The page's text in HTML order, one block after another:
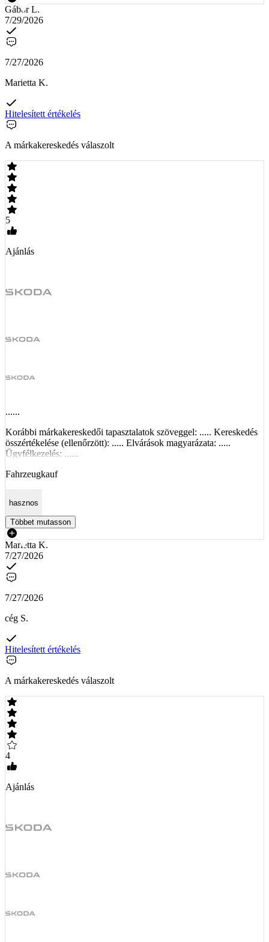
Gábor L.
7/29/2026
7/27/2026
Marietta K.
Hitelesített értékelés
A márkakereskedés válaszolt
5
Ajánlás
......
Korábbi márkakereskedői tapasztalatok szöveggel: ..... Kereskedés
összértékelése (ellenőrzött): ..... Elvárások magyarázata: .....
Ügyfélkezelés: ......
Fahrzeugkauf
hasznos
Többet mutasson
Marietta K.
7/27/2026
7/27/2026
cég S.
Hitelesített értékelés
A márkakereskedés válaszolt
4
Ajánlás